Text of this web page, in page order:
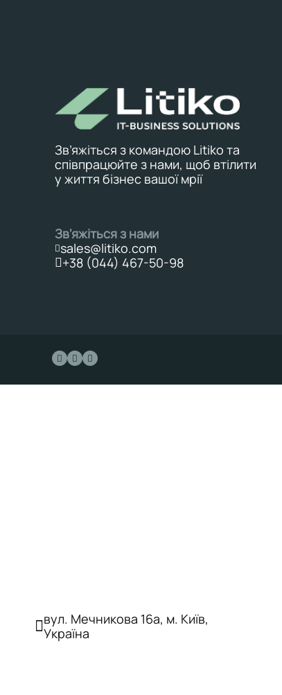
Зв’яжіться з командою Litiko та
співпрацюйте з нами, щоб втілити
у життя бізнес вашої мрії
Зв'яжіться з нами
sales@litiko.com
+38 (044) 467-50-98
вул. Мечникова 16а, м. Київ,
Україна